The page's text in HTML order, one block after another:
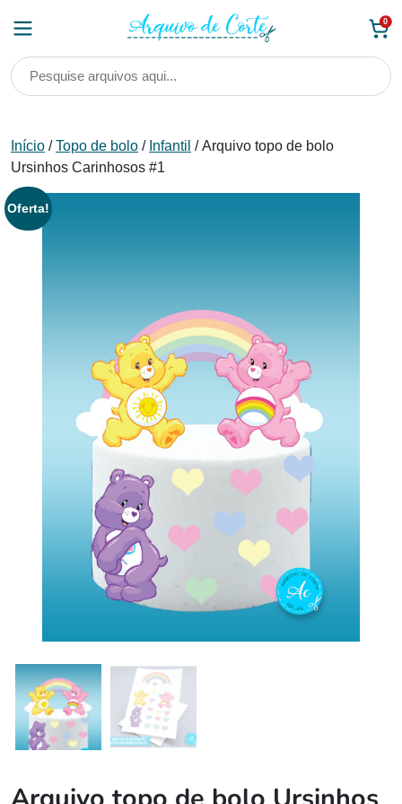
0
Início /Topo de bolo / Infantil / Arquivo topo de bolo
Ursinhos Carinhosos #1
Oferta!